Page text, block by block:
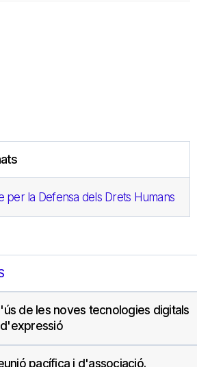
per la Defensa dels Drets Humans
de les noves tecnologies digitals
pacífica i d'associació.